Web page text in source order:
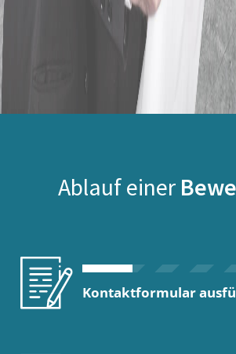
Ablauf einer
Kontaktformular